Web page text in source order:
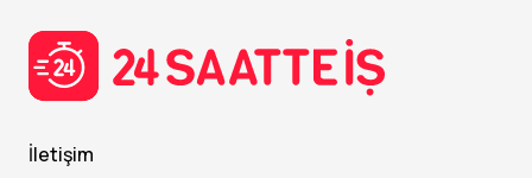
İletişim